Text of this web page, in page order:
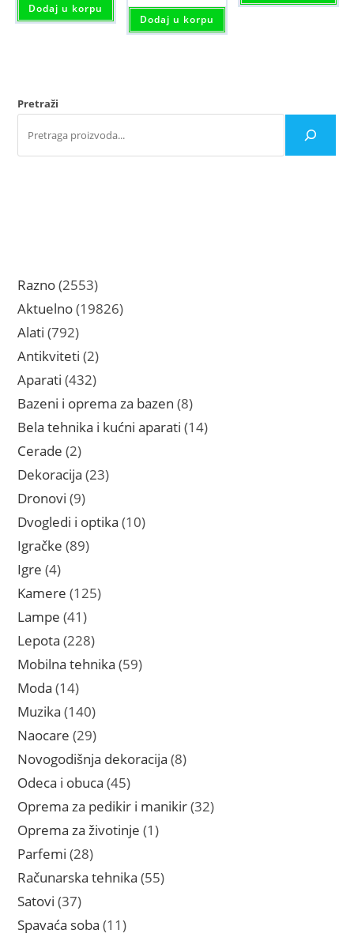
Dodaj u korpu
Dodaj u korpu
Pretraži
Razno 25532553
proizvoda
Aktuelno 1982619826
Alati 792792
proizvoda
Antikviteti 22
proizvoda
Aparati 432432
proizvoda
Bazeni i oprema za bazen 88
proizvoda
Bela tehnika i kućni aparati 1414
Cerade 22
proizvoda
Dekoracija 2323
Dronovi 99
proizvoda
Dvogledi i optika 1010
Igračke 8989
Igre 44
proizvoda
Kamere 125125
Lampe 4141
proizvod
Lepota 228228
proizvoda
Mobilna tehnika 5959
Moda 1414
proizvoda
Muzika 140140
proizvoda
Naocare 2929
proizvoda
Novogodišnja dekoracija 88
Odeca i obuca 4545
proizvoda
Oprema za pedikir i manikir 3232
Oprema za životinje 11
Parfemi 2828
proizvoda
Računarska tehnika 5555
Satovi 3737
proizvoda
Spavaća soba 1111